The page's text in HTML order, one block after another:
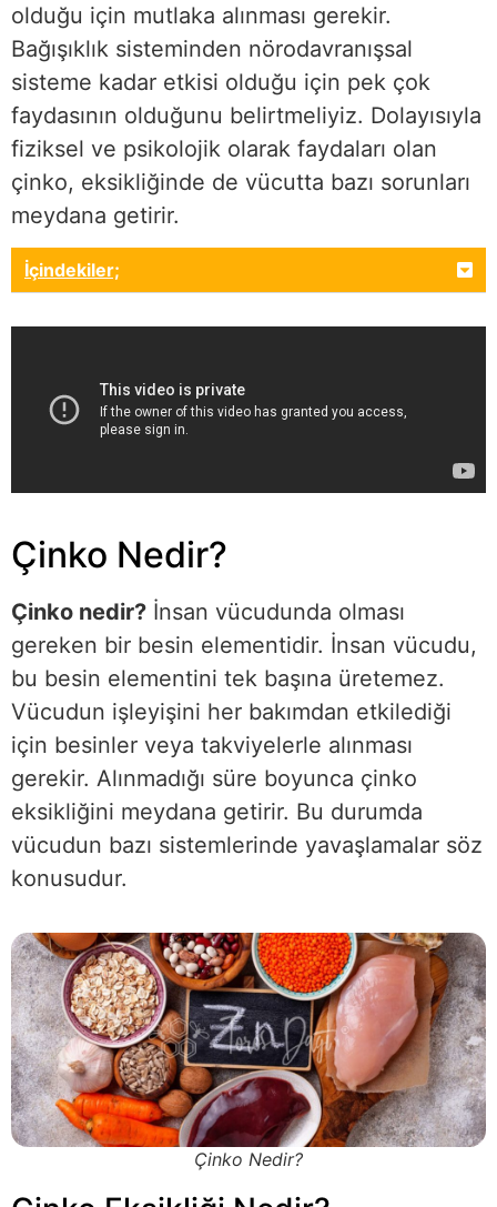
olduğu için mutlaka alınması gerekir.
Bağışıklık sisteminden nörodavranışsal
sisteme kadar etkisi olduğu için pek çok
faydasının olduğunu belirtmeliyiz. Dolayısıyla
fiziksel ve psikolojik olarak faydaları olan
çinko, eksikliğinde de vücutta bazı sorunları
meydana getirir.
İçindekiler;
Çinko Nedir?
Çinko nedir? İnsan vücudunda olması
gereken bir besin elementidir. İnsan vücudu,
bu besin elementini tek başına üretemez.
Vücudun işleyişini her bakımdan etkilediği
için besinler veya takviyelerle alınması
gerekir. Alınmadığı süre boyunca çinko
eksikliğini meydana getirir. Bu durumda
vücudun bazı sistemlerinde yavaşlamalar söz
konusudur.
Çinko Nedir?